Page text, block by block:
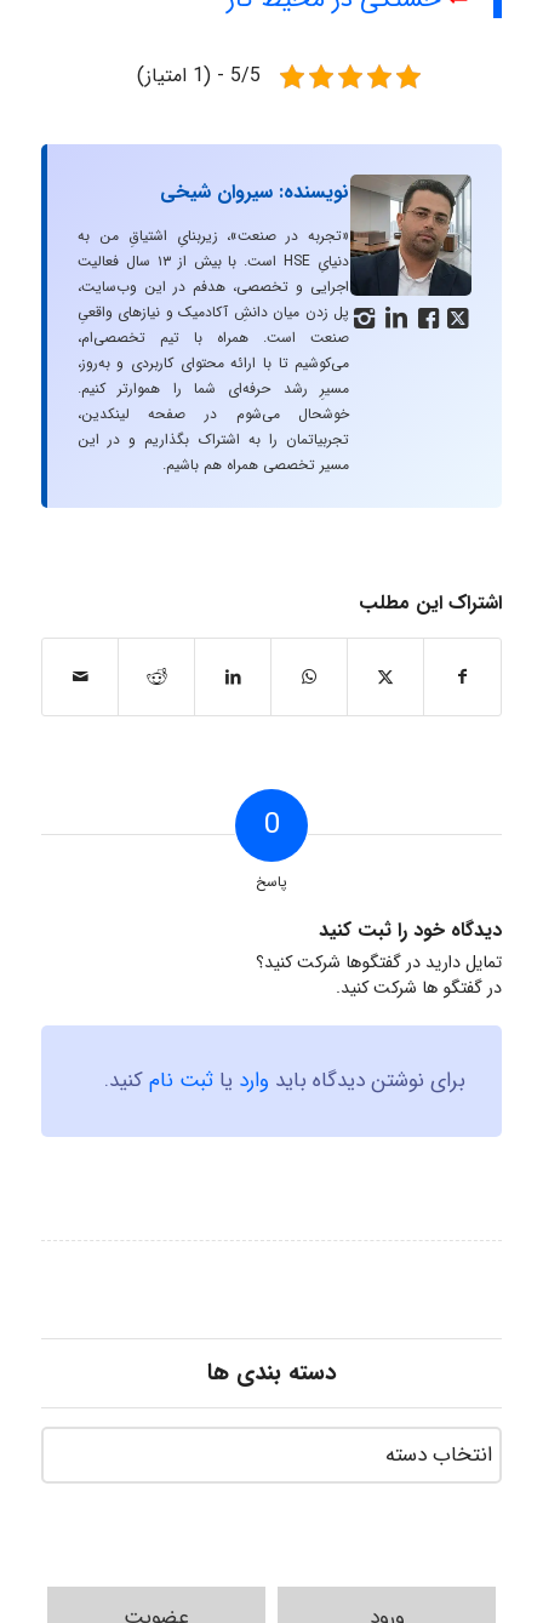
5/5 - (1 امتیاز)
   
نویسنده: سیروان شیخی
«تجربه در صنعت»، زیربنایِ اشتیاقِ من به
دنیایِ HSE است. با بیش از ۱۳ سال فعالیت
اجرایی و تخصصی، هدفم در این وب‌سایت،
پل زدن میان دانشِ آکادمیک و نیازهای واقعیِ
صنعت است. همراه با تیم تخصصی‌ام،
می‌کوشیم تا با ارائه محتوای کاربردی و به‌روز،
مسیرِ رشد حرفه‌ای شما را هموارتر کنیم.
خوشحال می‌شوم در صفحه لینکدین،
تجربیاتمان را به اشتراک بگذاریم و در این
مسیر تخصصی همراه هم باشیم.
اشتراک این مطلب
0
پاسخ
دیدگاه خود را ثبت کنید
تمایل دارید در گفتگوها شرکت کنید؟
در گفتگو ها شرکت کنید.
برای نوشتن دیدگاه باید وارد یا ثبت نامکنید.
دسته بندی ها